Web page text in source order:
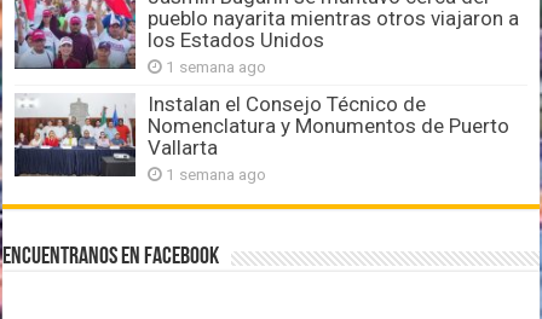
pueblo nayarita mientras otros viajaron a
los Estados Unidos
1 semana ago
Instalan el Consejo Técnico de
Nomenclatura y Monumentos de Puerto
Vallarta
1 semana ago
Encuentranos en Facebook